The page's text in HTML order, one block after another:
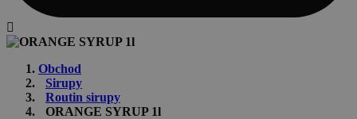
Obchod
Sirupy
Routin sirupy
ORANGE SYRUP 1l